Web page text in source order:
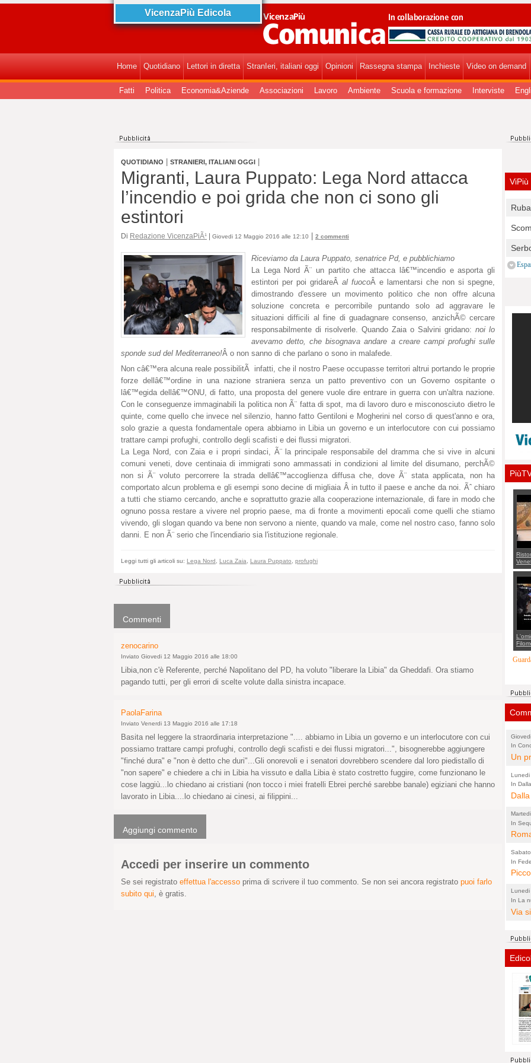
VicenzaPiù Edicola
Home Quotidiano Lettori in diretta StranIeri, italiani oggi Opinioni Rassegna stampa Inchieste Video on demand
Fatti Politica Economia&Aziende Associazioni Lavoro Ambiente Scuola e formazione Interviste
QUOTIDIANO STRANIERI, ITALIANI OGGI
Migranti, Laura Puppato: Lega Nord attacca
l’incendio e poi grida che non ci sono gli
estintori
Di Redazione VicenzaPiÃ¹ | Giovedi 12 Maggio 2016 alle 12:10 2 commenti
Riceviamo da Laura Puppato, senatrice Pd, e pubblichiamo
La Lega Nord Ã¨ un partito che attacca lâ€™incendio e asporta gli
estintori per poi gridareÂ al fuocoÂ e lamentarsi che non si spegne,
dimostrando d'essere un movimento politico che non offre alcuna
soluzione concreta e percorribile puntando solo ad aggravare le
situazioni difficili al fine di guadagnare consenso, anzichÃ© cercare
responsabilmente di risolverle. Quando Zaia o Salvini gridano: noi lo
avevamo detto, che bisognava andare a creare campi profughi sulle
sponde sud del Mediterraneo!Â o non sanno di che parlano o sono in malafede.
Non câ€™era alcuna reale possibilitÃ infatti, che il nostro Paese occupasse territori altrui portando le proprie
forze dellâ€™ordine in una nazione straniera senza un patto preventivo con un Governo ospitante o
lâ€™egida dellâ€™ONU, di fatto, una proposta del genere vuole dire entrare in guerra con un'altra nazione.
Con le conseguenze immaginabili la politica non Ã¨ fatta di spot, ma di lavoro duro e misconosciuto dietro le
quinte, come quello che invece nel silenzio, hanno fatto Gentiloni e Mogherini nel corso di quest'anno e ora,
solo grazie a questa fondamentale opera abbiamo in Libia un governo e un interlocutore con cui possiamo
trattare campi profughi, controllo degli scafisti e dei flussi migratori.
La Lega Nord, con Zaia e i propri sindaci, Ã¨ la principale responsabile del dramma che si vive in alcuni
comuni veneti, dove centinaia di immigrati sono ammassati in condizioni al limite del disumano, perchÃ©
non si Ã¨ voluto percorrere la strada dellâ€™accoglienza diffusa che, dove Ã¨ stata applicata, non ha
comportato alcun problema e gli esempi sono decine di migliaia Â in tutto il paese e anche da noi. Ãˆ chiaro
a tutti che stiamo cercando, anche e soprattutto grazie alla cooperazione internazionale, di fare in modo che
ognuno possa restare a vivere nel proprio paese, ma di fronte a movimenti epocali come quelli che stiamo
vivendo, gli slogan quando va bene non servono a niente, quando va male, come nel nostro caso, fanno solo
danni. E non Ã¨ serio che l'incendiario sia l'istituzione regionale.
Leggi tutti gli articoli su: Lega Nord Luca Zaia Laura Puppato profughi
Commenti
zenocarino
Inviato Giovedi 12 Maggio 2016 alle 18:00
Libia,non c'è Referente, perché Napolitano del PD, ha voluto "liberare la Libia" da Gheddafi. Ora stiamo
pagando tutti, per gli errori di scelte volute dalla sinistra incapace.
PaolaFarina
Inviato Venerdi 13 Maggio 2016 alle 17:18
Basita nel leggere la straordinaria interpretazione ".... abbiamo in Libia un governo e un interlocutore con cui
possiamo trattare campi profughi, controllo degli scafisti e dei flussi migratori...", bisognerebbe aggiungere
"finché dura" e "non è detto che duri"...Gli onorevoli e i senatori dovrebbero scendere dal loro piedistallo di
"non sapere" e chiedere a chi in Libia ha vissuto e dalla Libia è stato costretto fuggire, come funzionano le
cose laggiù...lo chiedano ai cristiani (non tocco i miei fratelli Ebrei perché sarebbe banale) egiziani che hanno
lavorato in Libia....lo chiedano ai cinesi, ai filippini...
Aggiungi commento
Accedi per inserire un commento
Se sei registrato effettua l'accesso prima di scrivere il tuo commento. Se non sei ancora registrato puoi farlo
subito qui , è gratis.
ViPiù
con
In
Latte
Un
che
Lunedi
In
a
In
"è
In
In La
Via
Mio